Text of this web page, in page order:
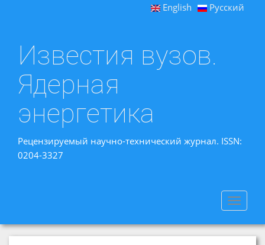
English Русский
Известия вузов.
Ядерная
энергетика
Рецензируемый научно-технический журнал. ISSN:
0204-3327
Toggle